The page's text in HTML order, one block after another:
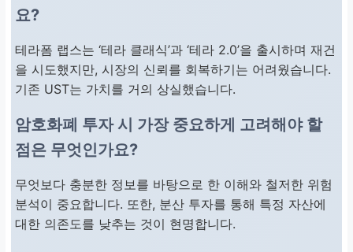
요?
테라폼 랩스는 ‘테라 클래식’과 ‘테라 2.0’을 출시하며 재건
을 시도했지만, 시장의 신뢰를 회복하기는 어려웠습니다.
기존 UST는 가치를 거의 상실했습니다.
암호화폐 투자 시 가장 중요하게 고려해야 할
점은 무엇인가요?
무엇보다 충분한 정보를 바탕으로 한 이해와 철저한 위험
분석이 중요합니다. 또한, 분산 투자를 통해 특정 자산에
대한 의존도를 낮추는 것이 현명합니다.